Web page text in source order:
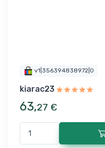
v1|356394838972|0
kiarac23
63,27 €